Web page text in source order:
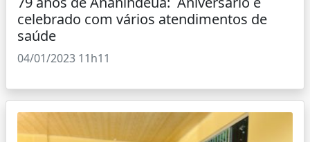
celebrado com vários atendimentos de
saúde
04/01/2023 11h11